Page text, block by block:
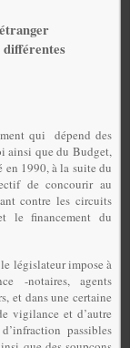
différentes
qui
dépend des
ainsi que du Budget,
1990, à la suite du
de concourir au
contre les circuits
le financement du
législateur impose à
-notaires, agents
et dans une certaine
vigilance et d’autre
d’infraction passibles